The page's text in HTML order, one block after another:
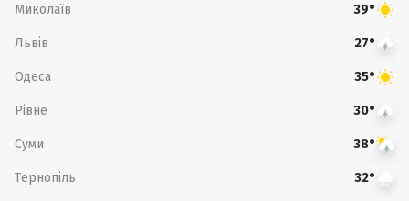
Миколаїв 39°
Львів 27°
Одеса 35°
Рівне 30°
Суми 38°
Тернопіль 32°